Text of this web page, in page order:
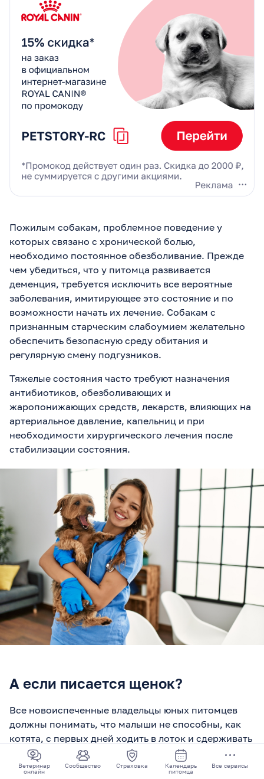
Ветеринар
онлайн
Сообщество Страховка
Календарь
питомца
Все сервисы
Пожилым собакам, проблемное поведение у
которых связано с хронической болью,
необходимо постоянное обезболивание. Прежде
чем убедиться, что у питомца развивается
деменция, требуется исключить все вероятные
заболевания, имитирующее это состояние и по
возможности начать их лечение. Собакам с
признанным старческим слабоумием желательно
обеспечить безопасную среду обитания и
регулярную смену подгузников.
Тяжелые состояния часто требуют назначения
антибиотиков, обезболивающих и
жаропонижающих средств, лекарств, влияющих на
артериальное давление, капельниц и при
необходимости хирургического лечения после
стабилизации состояния.
А если писается щенок?
Все новоиспеченные владельцы юных питомцев
должны понимать, что малыши не способны, как
котята, с первых дней ходить в лоток и сдерживать
свои природные позывы. Большинству особей
необходимо несколько недель или даже месяцев,